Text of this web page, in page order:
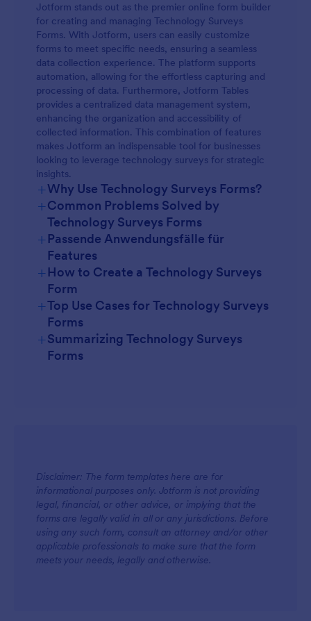
Jotform stands out as the premier online form builder
for creating and managing Technology Surveys
Forms. With Jotform, users can easily customize
forms to meet specific needs, ensuring a seamless
data collection experience. The platform supports
automation, allowing for the effortless capturing and
processing of data. Furthermore, Jotform Tables
provides a centralized data management system,
enhancing the organization and accessibility of
collected information. This combination of features
makes Jotform an indispensable tool for businesses
looking to leverage technology surveys for strategic
insights.
+Why Use Technology Surveys Forms?
+Common Problems Solved by
Technology Surveys Forms
+Passende Anwendungsfälle für
Features
+How to Create a Technology Surveys
Form
+Top Use Cases for Technology Surveys
Forms
For Managers
For Teams
+Summarizing Technology Surveys
Forms
Disclaimer: The form templates here are for
informational purposes only. Jotform is not providing
legal, financial, or other advice, or implying that the
forms are legally valid in all or any jurisdictions. Before
using any such form, consult an attorney and/or other
applicable professionals to make sure that the form
meets your needs, legally and otherwise.